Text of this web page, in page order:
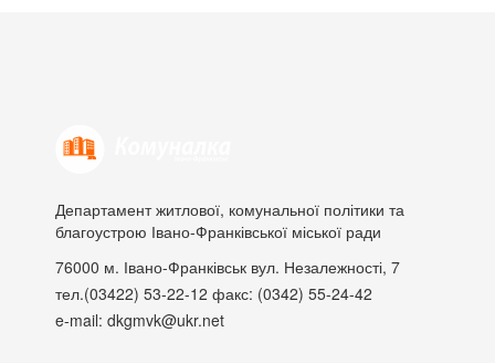
Департамент житлової, комунальної політики та
благоустрою Івано-Франківської міської ради
76000 м. Івано-Франківськ вул. Незалежності, 7
тел.(03422) 53-22-12 факс: (0342) 55-24-42
e-mail: dkgmvk@ukr.net